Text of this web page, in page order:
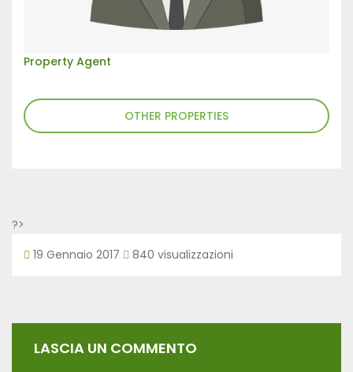
Property Agent
OTHER PROPERTIES
?>
19 Gennaio 2017
840 visualizzazioni
LASCIA UN COMMENTO